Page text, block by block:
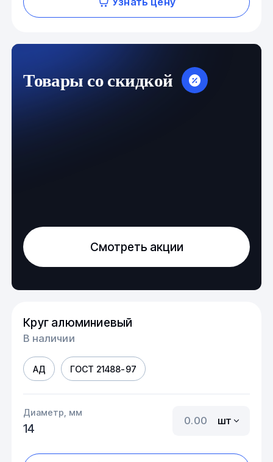
Товары со скидкой
Смотреть акции
Круг алюминиевый
В наличии
АД ГОСТ 21488-97
Диаметр, мм
14
шт